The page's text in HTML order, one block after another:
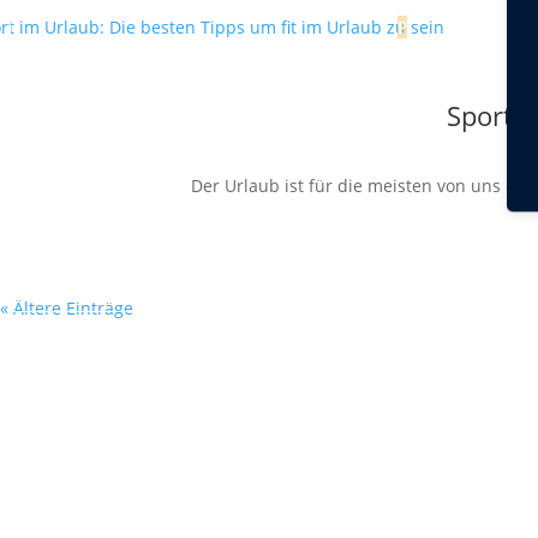
Sport
Der Urlaub ist für die meisten von uns
« Ältere Einträge